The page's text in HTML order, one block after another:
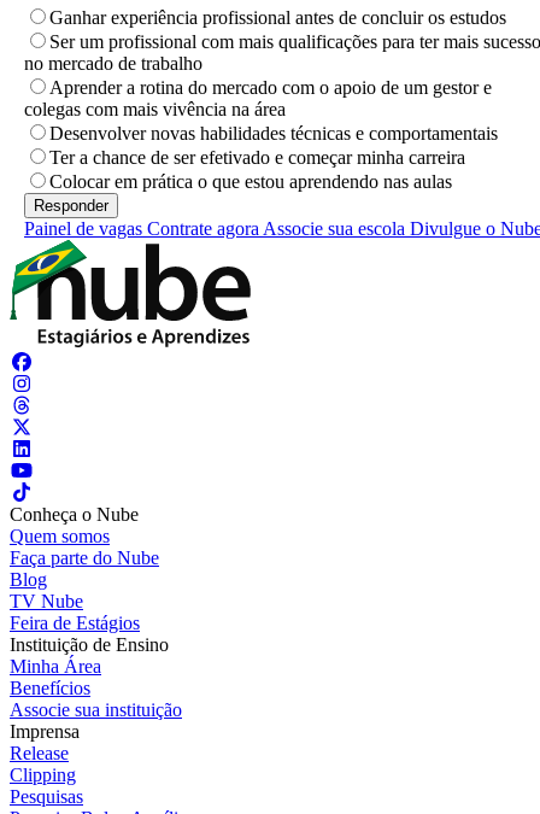
Ganhar experiência profissional antes de concluir os estudos
Ser um profissional com mais qualificações para ter mais sucesso
no mercado de trabalho
Aprender a rotina do mercado com o apoio de um gestor e
colegas com mais vivência na área
Desenvolver novas habilidades técnicas e comportamentais
Ter a chance de ser efetivado e começar minha carreira
Colocar em prática o que estou aprendendo nas aulas
Painel de vagas Contrate agora Associe sua escola Divulgue o
Conheça o Nube
Quem somos
Faça parte do Nube
Blog
TV Nube
Feira de Estágios
Instituição de Ensino
Minha Área
Benefícios
Associe sua instituição
Imprensa
Release
Clipping
Pesquisas